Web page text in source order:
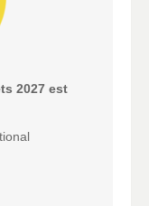
2027 est